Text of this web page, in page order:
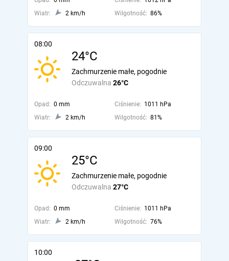
Wiatr:
2 km/h Wilgotność: 86%
08:00
24°C
Odczuwalna 26°C
Zachmurzenie małe, pogodnie
Opad: 0 mm Ciśnienie: 1011 hPa
Wiatr:
2 km/h Wilgotność: 81%
09:00
25°C
Odczuwalna 27°C
Zachmurzenie małe, pogodnie
Opad: 0 mm Ciśnienie: 1011 hPa
Wiatr:
2 km/h Wilgotność: 76%
10:00